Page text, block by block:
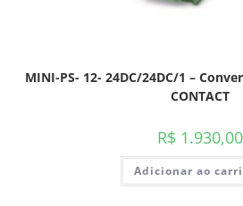
MINI-PS- 12- 24DC/24DC/1 –
CONTACT
R$ 1.930,00
Adicionar ao